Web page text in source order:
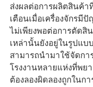
ส่งผลต่อการผลิตสินค้
เตือนเมื่อเครื่องจักรมี
ไม่เพียงพอต่อการตัดสิ
เหล่านั้นยังอยู่ในรูปแบ
สามารถนำมาใช้จัดก
โรงงานหลายแห่งที่พย
ต้องลองผิดลองถูกในก